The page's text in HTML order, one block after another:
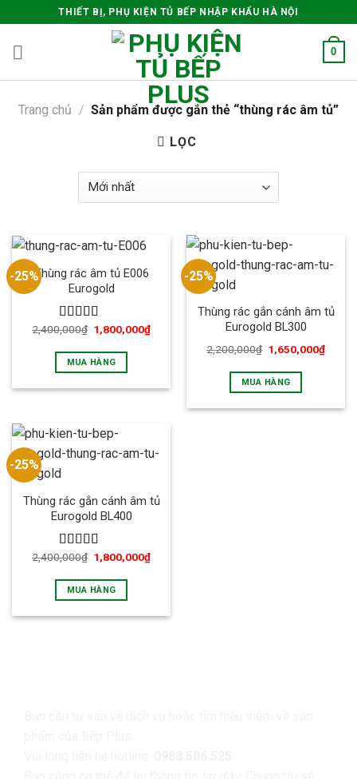
to
content
THIẾT BỊ, PHỤ KIỆN TỦ BẾP NHẬP KHẨU HÀ NỘI
0
Trang chủ / Sản phẩm được gắn thẻ “thùng rác âm tủ”
LỌC
-25%Thùng rác âm tủ E006
Eurogold
Được xếp
sao
2,400,000₫ 1,800,000₫
MUA HÀNG
-25%
Thùng rác gắn cánh âm tủ
Eurogold BL300
2,200,000₫ 1,650,000₫
MUA HÀNG
-25%
Thùng rác gắn cánh âm tủ
Eurogold BL400
Được xếp
sao
2,400,000₫ 1,800,000₫
MUA HÀNG